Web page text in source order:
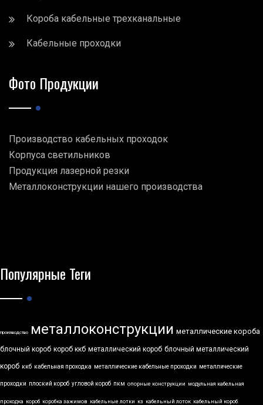
Короба кабельные трехканальные
Кабельные проходки
Фото Продукции
Производство кабельных проходок
Корпуса светильников
Продукция лазерной резки
Металлоконструкции нашего производства
Популярные Теги
производство металлоконструкции металлические короба
блочный короб короб ккб металлический короб блочный металлический
короб ккб кабельная проходка металлические кабельные проходки металлические
проходки плоский короб угловой короб пкм опорные конструкции модульная кабельная
проходка короб коробка зажимов кабельные лотки кз кабельный лоток кабельный короб